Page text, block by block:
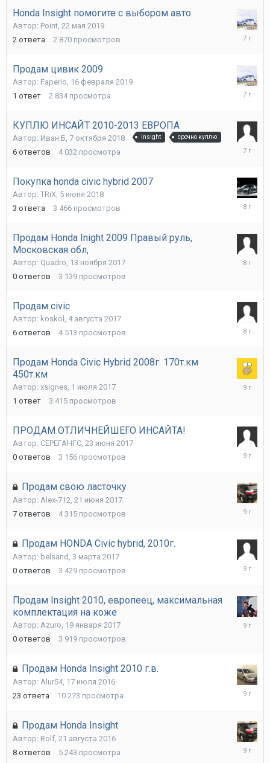
Honda Insight помогите с выбором авто.
Автор: Point 22 мая 2019
2 ответа 2 870 просмотров
27
Продам цивик 2009
Автор: Faperio 16 февраля 2019
1 ответ 2 834 просмотра
17
КУПЛЮ ИНСАЙТ 2010-2013 ЕВРОПА
Автор: Иван Б 7 октября 2018 insight срочно куплю
6 ответов 4 032 просмотра
20
Покупка honda civic hybrid 2007
Автор: TRiX, 5 июня 2018
3 ответа 3 466 просмотров
Продам Honda Inight 2009 Правый руль,
Московская обл,
Автор: Quadro, 13 ноября 2017
0 ответов 3 139 просмотров
13
Продам civic
Автор: koskol , 4 августа 2017
6 ответов 4 513 просмотров
29
Продам Honda Civic Hybrid 2008г. 170т.км
450т.км
Автор: xsignes, 1 июля 2017
1 ответ 3 415 просмотров
ПРОДАМ ОТЛИЧНЕЙШЕГО ИНСАЙТА!
Автор: СЕРЕГАНГС, 23 июня 2017
0 ответов 3 156 просмотров
23
Продам свою ласточку
Автор: Alex-712, 21 июня 2017
7 ответов 4 315 просмотров
23
Продам HONDA Civic hybrid, 2010г.
Автор: belsand , 3 марта 2017
0 ответов 3 429 просмотров
Продам Insight 2010, европеец, максимальная
комплектация на коже
Автор: Azuro, 19 января 2017
0 ответов 3 919 просмотров
19
Продам Honda Insight 2010 г.в.
Автор: Alur54, 17 июля 2016
23 ответа 10 273 просмотра
29
Продам Honda Insight
Автор: Rolf, 21 августа 2016
8 ответов 5 243 просмотра
22